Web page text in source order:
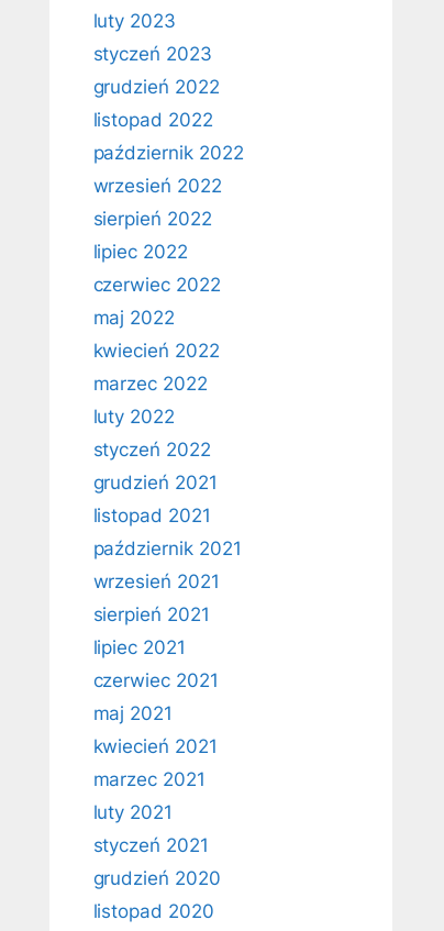
luty 2023
styczeń 2023
grudzień 2022
listopad 2022
październik 2022
wrzesień 2022
sierpień 2022
lipiec 2022
czerwiec 2022
maj 2022
kwiecień 2022
marzec 2022
luty 2022
styczeń 2022
grudzień 2021
listopad 2021
październik 2021
wrzesień 2021
sierpień 2021
lipiec 2021
czerwiec 2021
maj 2021
kwiecień 2021
marzec 2021
luty 2021
styczeń 2021
grudzień 2020
listopad 2020